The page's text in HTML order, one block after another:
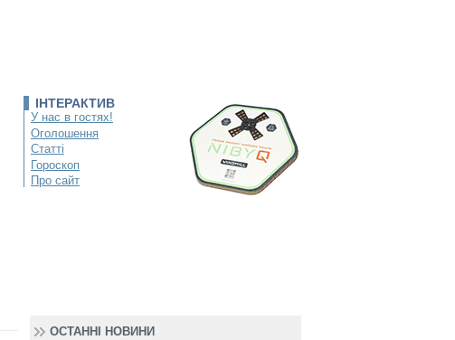
ІНТЕРАКТИВ
У нас в гостях!
Оголошення
Статті
Гороскоп
Про сайт
ОСТАННІ НОВИНИ